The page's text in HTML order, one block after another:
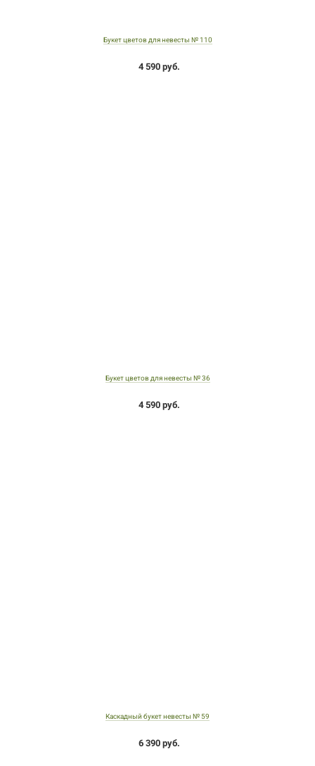
Букет цветов для невесты № 110
4 590 руб.
Букет цветов для невесты № 36
4 590 руб.
Каскадный букет невесты № 59
6 390 руб.